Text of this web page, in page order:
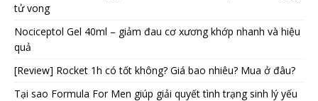
tử vong
Nociceptol Gel 40ml – giảm đau cơ xương khớp nhanh và hiệu
quả
[Review] Rocket 1h có tốt không? Giá bao nhiêu? Mua ở đâu?
Tại sao Formula For Men giúp giải quyết tình trạng sinh lý yếu